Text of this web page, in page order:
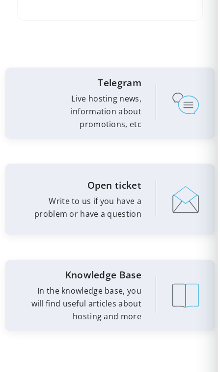
Telegram
Live hosting news,
information about
promotions, etc
Open ticket
Write to us if you have a
problem or have a question
Knowledge Base
In the knowledge base, you
will find useful articles about
hosting and more